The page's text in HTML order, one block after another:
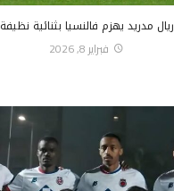
ريال مدريد يهزم فالنسيا بثنائية نظيفة
فبراير 8, 2026